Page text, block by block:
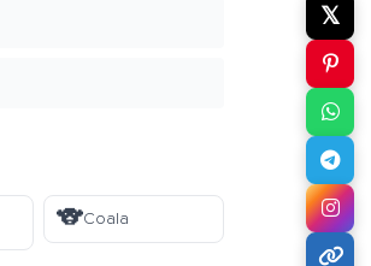
🐨Coala
𝕏